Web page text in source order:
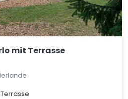
mit Terrasse